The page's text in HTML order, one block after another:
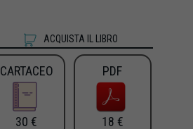
ACQUISTA IL LIBRO
CARTACEO
30 €
PDF
18 €